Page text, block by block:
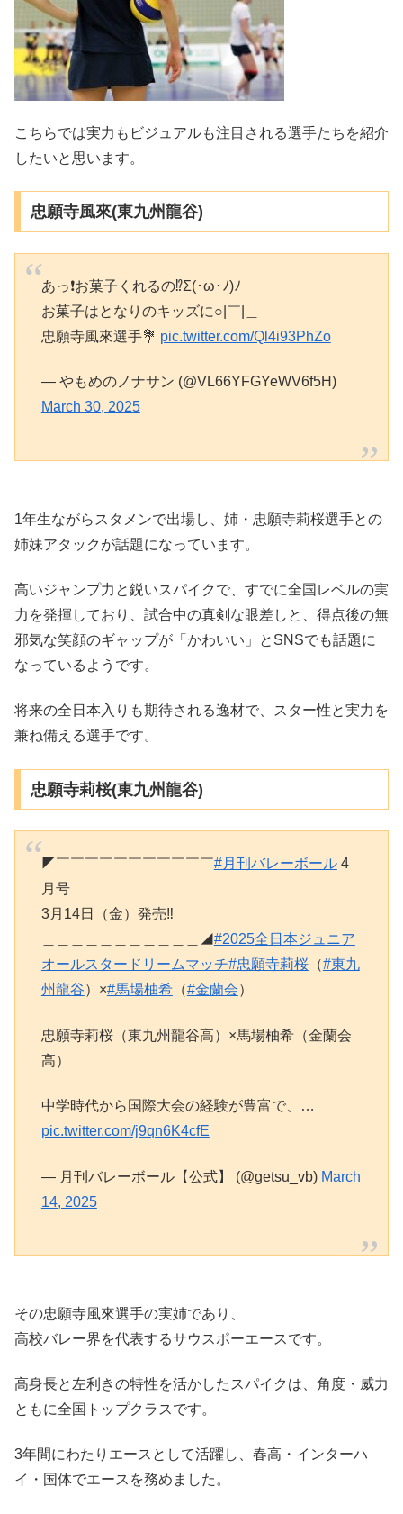
こちらでは実力もビジュアルも注目される選手たちを紹介
したいと思います。
忠願寺風來(東九州龍谷)
あっ❗お菓子くれるの⁉️Σ(･ω･ﾉ)ﾉ
お菓子はとなりのキッズに○|￣|＿
忠願寺風來選手💐 pic.twitter.com/Ql4i93PhZo
— やもめのノナサン (@VL66YFGYeWV6f5H)
March 30, 2025
1年生ながらスタメンで出場し、姉・忠願寺莉桜選手との
姉妹アタックが話題になっています。
高いジャンプ力と鋭いスパイクで、すでに全国レベルの実
力を発揮しており、試合中の真剣な眼差しと、得点後の無
邪気な笑顔のギャップが「かわいい」とSNSでも話題に
なっているようです。
将来の全日本入りも期待される逸材で、スター性と実力を
兼ね備える選手です。
忠願寺莉桜(東九州龍谷)
◤￣￣￣￣￣￣￣￣￣￣￣#月刊バレーボール4
月号
3月14日（金）発売‼
＿＿＿＿＿＿＿＿＿＿＿◢#2025全日本ジュニア
オールスタードリームマッチ#忠願寺莉桜（#東九
州龍谷）×#馬場柚希（#金蘭会）
忠願寺莉桜（東九州龍谷高）×馬場柚希（金蘭会
高）
中学時代から国際大会の経験が豊富で、…
pic.twitter.com/j9qn6K4cfE
— 月刊バレーボール【公式】 (@getsu_vb) March
14, 2025
その忠願寺風來選手の実姉であり、
高校バレー界を代表するサウスポーエースです。
高身長と左利きの特性を活かしたスパイクは、角度・威力
ともに全国トップクラスです。
3年間にわたりエースとして活躍し、春高・インターハ
イ・国体でエースを務めました。